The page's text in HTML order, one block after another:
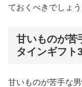
ておくべきでしょう
甘いものが苦
タインギフト
甘いものが苦手な